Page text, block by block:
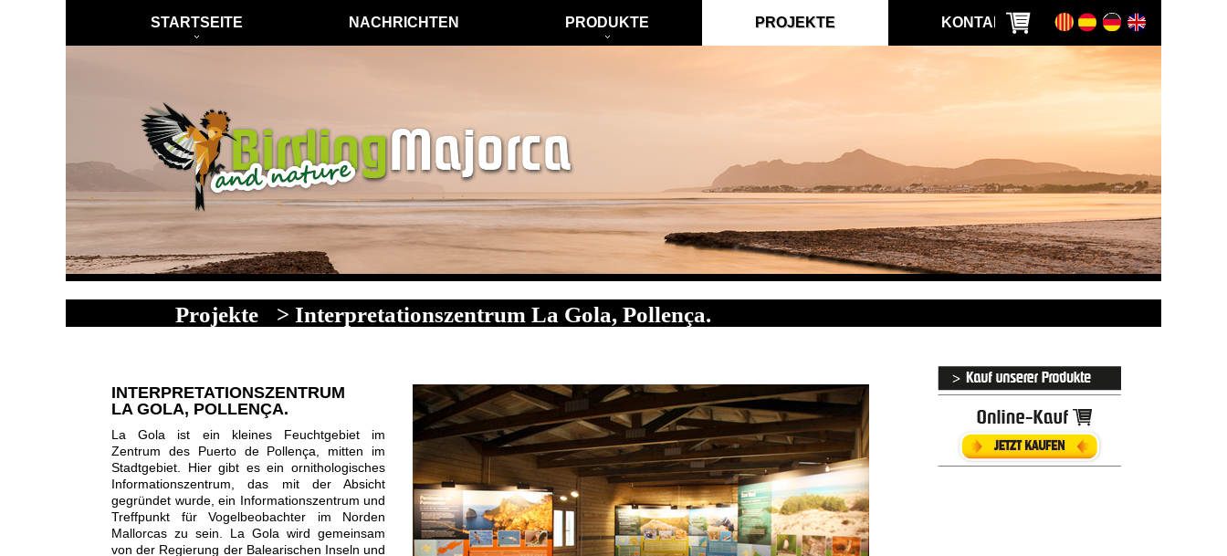
STARTSEITE NACHRICHTEN PRODUKTE PROJEKTE KONTAKT
Projekte > Interpretationszentrum La Gola, Pollença.
INTERPRETATIONSZENTRUM
LA GOLA, POLLENÇA.
La Gola ist ein kleines Feuchtgebiet im
Zentrum des Puerto de Pollença, mitten im
Stadtgebiet. Hier gibt es ein ornithologisches
Informationszentrum, das mit der Absicht
gegründet wurde, ein Informationszentrum und
Treffpunkt für Vogelbeobachter im Norden
Mallorcas zu sein. La Gola wird gemeinsam
von der Regierung der Balearischen Inseln und